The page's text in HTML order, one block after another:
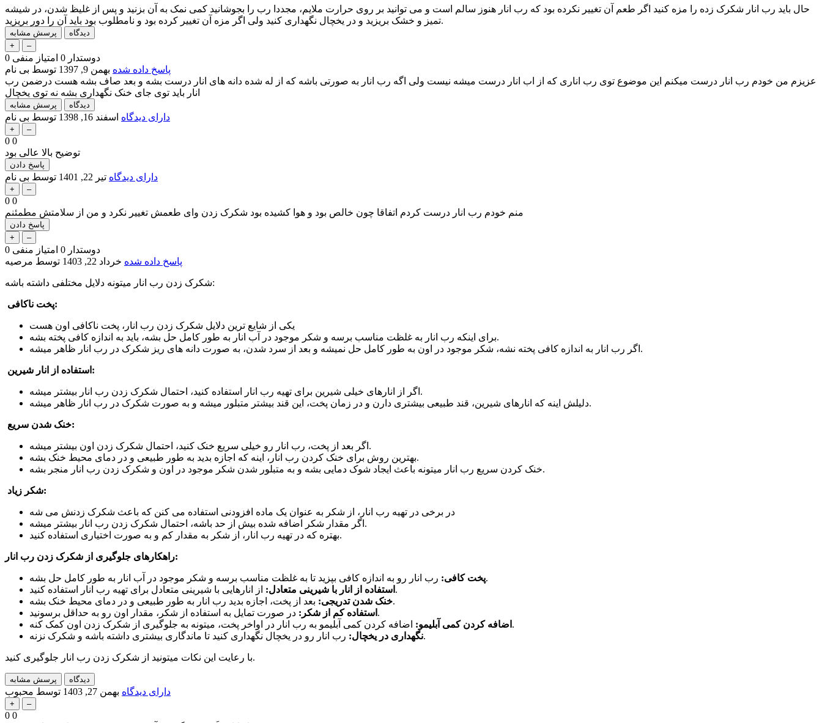
حال باید رب انار شکرک زده را مزه کنید اگر طعم آن تغییر نکرده بود که رب انار هنوز سالم است و می توانید بر روی حرارت ملایم، مجددا رب را بجوشانید کمی نمک به آن بزنید و پس از غلیظ شدن، در شیشه
تمیز و خشک بریزید و در یخچال نگهداری کنید ولی اگر مزه آن تغییر کرده بود و نامطلوب بود باید آن را دور بریزید.
0 دوستدار 0 امتیاز منفی
پاسخ داده شده بهمن 9, 1397 توسط بی نام
عزیزم من خودم رب انار درست میکنم این موضوع توی رب اناری که از اب انار درست میشه نیست ولی اگه رب انار به صورتی باشه که از له شده دانه های انار درست بشه و بعد صاف بشه هست درضمن رب
انار باید توی جای خنک نگهداری بشه نه توی یخچال
دارای دیدگاه اسفند 16, 1398 توسط بی نام
0 0
توضیح بالا عالی بود
دارای دیدگاه تیر 22, 1401 توسط بی نام
0 0
منم خودم رب انار درست کردم اتفاقا چون خالص بود و هوا کشیده بود شکرک زدن وای طعمش تغییر نکرد و من از سلامتش مطمئنم
0 دوستدار 0 امتیاز منفی
پاسخ داده شده خرداد 22, 1403 توسط مرصیه
شکرک زدن رب انار میتونه دلایل مختلفی داشته باشه:
پخت ناکافی:
یکی از شایع ترین دلایل شکرک زدن رب انار، پخت ناکافی اون هست
برای اینکه رب انار به غلظت مناسب برسه و شکر موجود در آب انار به طور کامل حل بشه، باید به اندازه کافی پخته بشه.
اگر رب انار به اندازه کافی پخته نشه، شکر موجود در اون به طور کامل حل نمیشه و بعد از سرد شدن، به صورت دانه های ریز شکرک در رب انار ظاهر میشه.
استفاده از انار شیرین :
اگر از انارهای خیلی شیرین برای تهیه رب انار استفاده کنید، احتمال شکرک زدن رب انار بیشتر میشه.
دلیلش اینه که انارهای شیرین، قند طبیعی بیشتری دارن و در زمان پخت، این قند بیشتر متبلور میشه و به صورت شکرک در رب انار ظاهر میشه.
خنک شدن سریع:
اگر بعد از پخت، رب انار رو خیلی سریع خنک کنید، احتمال شکرک زدن اون بیشتر میشه.
بهترین روش برای خنک کردن رب انار، اینه که اجازه بدید به طور طبیعی و در دمای محیط خنک بشه.
خنک کردن سریع رب انار میتونه باعث ایجاد شوک دمایی بشه و به متبلور شدن شکر موجود در اون و شکرک زدن رب انار منجر بشه.
شکر زیاد:
در برخی در تهیه رب انار، از شکر به عنوان یک ماده افزودنی استفاده می کنن که باعث شکرک زدنش می شه
اگر مقدار شکر اضافه شده بیش از حد باشه، احتمال شکرک زدن رب انار بیشتر میشه.
بهتره که در تهیه رب انار، از شکر به مقدار کم و به صورت اختیاری استفاده کنید.
راهکارهای جلوگیری از شکرک زدن رب انار:
پخت کافی:
رب انار رو به اندازه کافی بپزید تا به غلظت مناسب برسه و شکر موجود در آب انار به طور کامل حل بشه.
استفاده از انار با شیرینی متعادل:
از انارهایی با شیرینی متعادل برای تهیه رب انار استفاده کنید.
خنک شدن تدریجی:
بعد از پخت، اجازه بدید رب انار به طور طبیعی و در دمای محیط خنک بشه.
استفاده کم از شکر :
در صورت تمایل به استفاده از شکر، مقدار اون رو به حداقل برسونید.
اضافه کردن کمی آبلیمو:
اضافه کردن کمی آبلیمو به رب انار در اواخر پخت، میتونه به جلوگیری از شکرک زدن اون کمک کنه.
نگهداری در یخچال: رب انار رو در یخچال نگهداری کنید تا ماندگاری بیشتری داشته باشه و شکرک نزنه.
با رعایت این نکات میتونید از شکرک زدن رب انار جلوگیری کنید.
دارای دیدگاه بهمن 27, 1403 توسط محبوب
0 0